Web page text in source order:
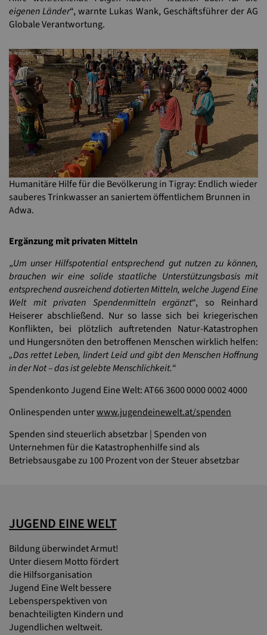
eigenen Länder“, warnte Lukas Wank, Geschäftsführer der AG
Globale Verantwortung.
Humanitäre Hilfe für die Bevölkerung in Tigray: Endlich wieder
sauberes Trinkwasser an saniertem öffentlichem Brunnen in
Adwa.
Ergänzung mit privaten Mitteln
„Um unser Hilfspotential entsprechend gut nutzen zu können,
brauchen wir eine solide staatliche Unterstützungsbasis mit
entsprechend ausreichend dotierten Mitteln, welche Jugend Eine
Welt mit privaten Spendenmitteln ergänzt“, so Reinhard
Heiserer abschließend. Nur so lasse sich bei kriegerischen
Konflikten, bei plötzlich auftretenden Natur-Katastrophen
und Hungersnöten den betroffenen Menschen wirklich helfen:
„Das rettet Leben, lindert Leid und gibt den Menschen Hoffnung
in der Not – das ist gelebte Menschlichkeit.“
Spendenkonto Jugend Eine Welt: AT66 3600 0000 0002 4000
Onlinespenden unterwww.jugendeinewelt.at/spenden
Spenden sind steuerlich absetzbar | Spenden von
Unternehmen für die Katastrophenhilfe sind als
Betriebsausgabe zu 100 Prozent von der Steuer absetzbar
JUGEND EINE WELT
Bildung überwindet Armut!
Unter diesem Motto fördert
die Hilfsorganisation
Jugend Eine Welt bessere
Lebensperspektiven von
benachteiligten Kindern und
Jugendlichen weltweit.